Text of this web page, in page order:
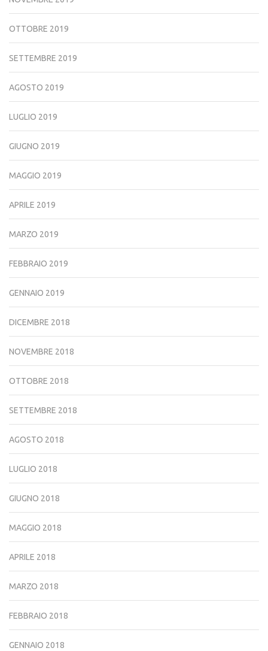
OTTOBRE 2019
SETTEMBRE 2019
AGOSTO 2019
LUGLIO 2019
GIUGNO 2019
MAGGIO 2019
APRILE 2019
MARZO 2019
FEBBRAIO 2019
GENNAIO 2019
DICEMBRE 2018
NOVEMBRE 2018
OTTOBRE 2018
SETTEMBRE 2018
AGOSTO 2018
LUGLIO 2018
GIUGNO 2018
MAGGIO 2018
APRILE 2018
MARZO 2018
FEBBRAIO 2018
GENNAIO 2018